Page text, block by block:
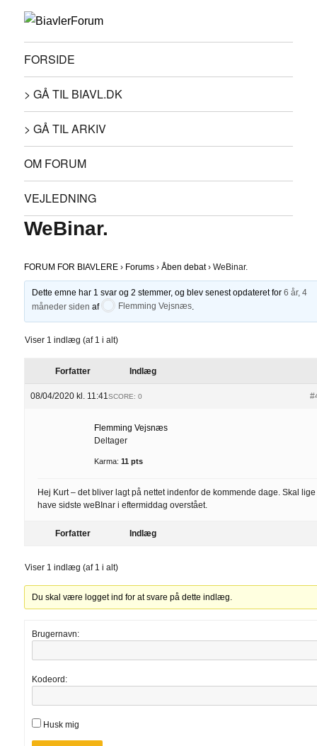
FORSIDE
> GÅ TIL BIAVL.DK
> GÅ TIL ARKIV
OM FORUM
VEJLEDNING
WeBinar.
FORUM FOR BIAVLERE › Forums › Åben debat › WeBinar.
Dette emne har 1 svar og 2 stemmer, og blev senest opdateret for 6 år, 4
måneder siden af Flemming Vejsnæs.
Viser 1 indlæg (af 1 i alt)
Forfatter Indlæg
08/04/2020 kl. 11:41SCORE: 0
Flemming Vejsnæs
Deltager
Karma: 11 pts
Hej Kurt – det bliver lagt på nettet indenfor de kommende dage. Skal lige
have sidste weBInar i eftermiddag overstået.
Forfatter Indlæg
Viser 1 indlæg (af 1 i alt)
Du skal være logget ind for at svare på dette indlæg.
Brugernavn:
Kodeord:
Husk mig